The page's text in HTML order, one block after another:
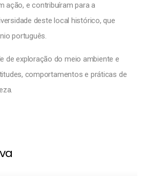
ação, e contribuíram para a
deste local histórico, que
português.
de exploração do meio ambiente e
comportamentos e práticas de